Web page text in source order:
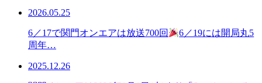
2026.05.25
6／17で関門オンエアは放送700回
6／19には開局丸5
周年…
2025.12.26